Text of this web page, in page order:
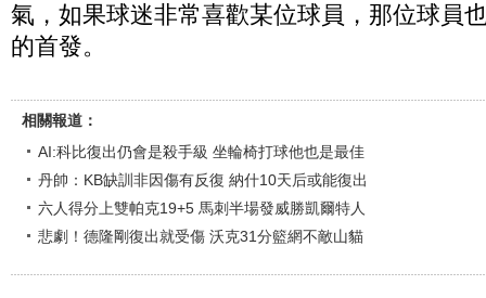
氣，如果球迷非常喜歡某位球員，那位球員
的首發。
相關報道：
AI:科比復出仍會是殺手級 坐輪椅打球他也是最佳
丹帥：KB缺訓非因傷有反復 納什10天后或能復出
六人得分上雙帕克19+5 馬刺半場發威勝凱爾特人
悲劇！德隆剛復出就受傷 沃克31分籃網不敵山貓